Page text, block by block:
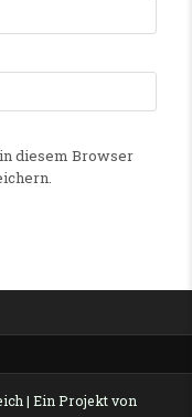
diesem Browser
| Ein Projekt von